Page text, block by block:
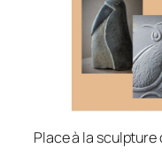
Place à la